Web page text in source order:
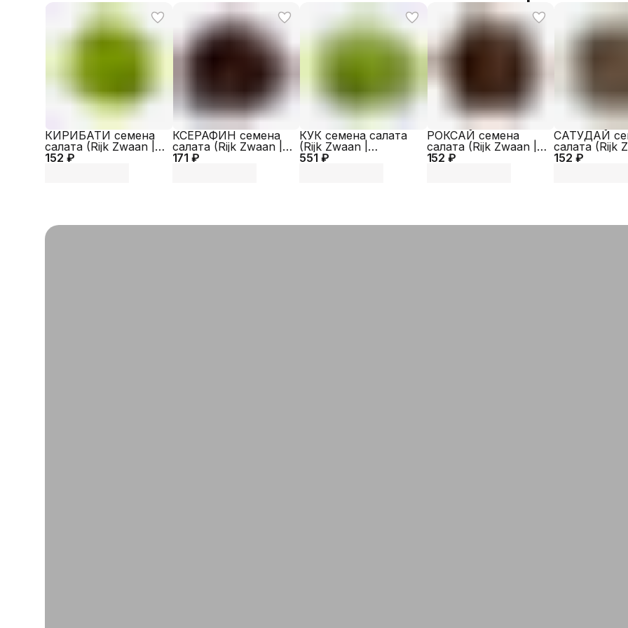
152 ₽
КИРИБАТИ семена
салата (Rijk Zwaan |
Alexagro)
171 ₽
КСЕРАФИН семена
салата (Rijk Zwaan |
Alexagro)
551 ₽
КУК семена салата
(Rijk Zwaan |
Alexagro)
152 ₽
РОКСАЙ семена
салата (Rijk Zwaan |
Alexagro)
152 ₽
САТУДАЙ
салата (Rijk
Alexagro)